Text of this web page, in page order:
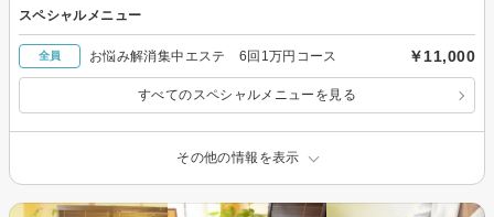
スペシャルメニュー
全員 お悩み解消集中エステ 6回1万円コース ￥11,000
すべてのスペシャルメニューを見る
その他の情報を表示